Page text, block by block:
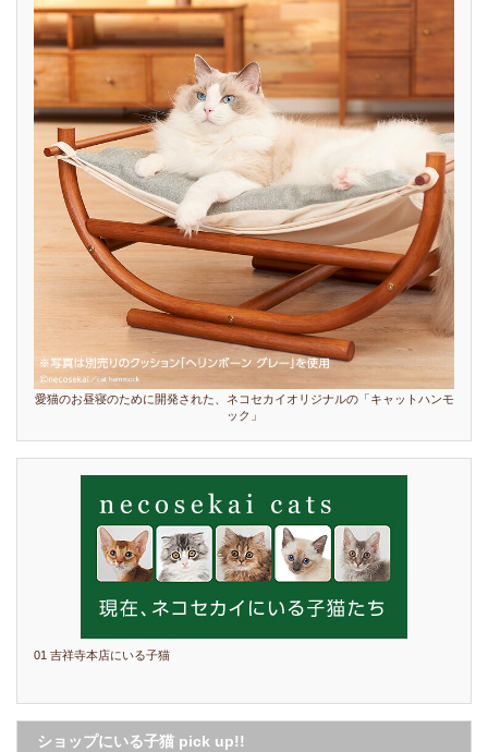
愛猫のお昼寝のために開発された、ネコセカイオリジナルの「キャットハンモ
ック」
01 吉祥寺本店にいる子猫
ショップにいる子猫 pick up!!